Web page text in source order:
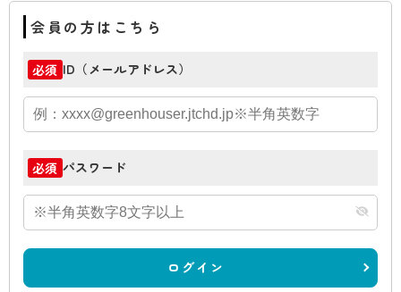
会員の方はこちら
必須 ID（メールアドレス）
必須 パスワード
ログイン